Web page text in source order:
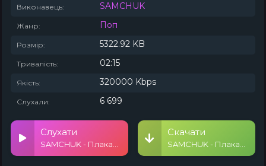
Виконавець: SAMCHUK
Жанр: Поп
Розмір: 5322.92 KB
Тривалість: 02:15
Якість: 320000 Kbps
Слухали: 6 699
Слухати Скачати